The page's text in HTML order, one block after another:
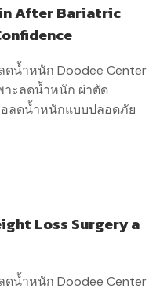
After Bariatric
ดน้ำหนัก Doodee Center
าะลดน้ำหนัก ผ่าตัด
อลดน้ำหนักแบบปลอดภัย
Loss Surgery a
ดน้ำหนัก Doodee Center